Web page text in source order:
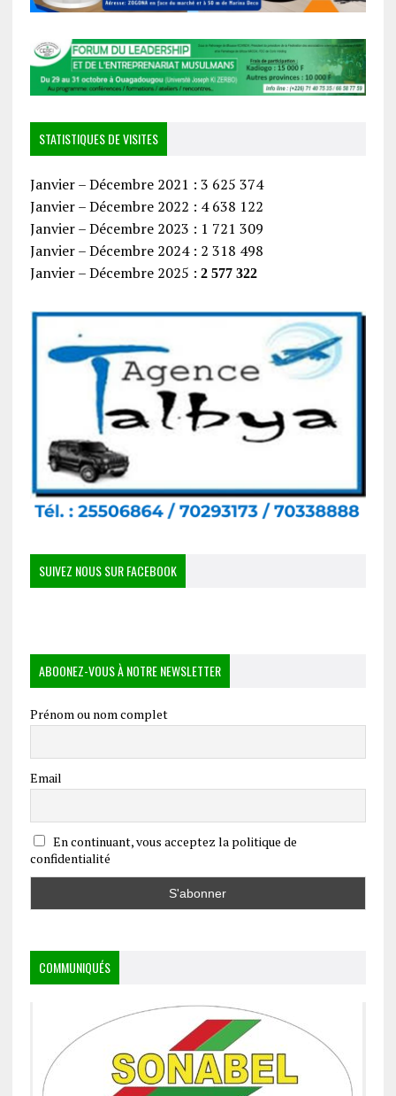
STATISTIQUES DE VISITES
Janvier – Décembre 2021 : 3 625 374
Janvier – Décembre 2022 : 4 638 122
Janvier – Décembre 2023 : 1 721 309
Janvier – Décembre 2024 : 2 318 498
Janvier – Décembre 2025 : 2 577 322
SUIVEZ NOUS SUR FACEBOOK
ABOONEZ-VOUS À NOTRE NEWSLETTER
Prénom ou nom complet
Email
En continuant, vous acceptez la politique de
confidentialité
COMMUNIQUÉS